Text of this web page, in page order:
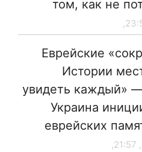
том, как не
«Еврейские
Истории
увидеть каждый»
Украина
еврейских